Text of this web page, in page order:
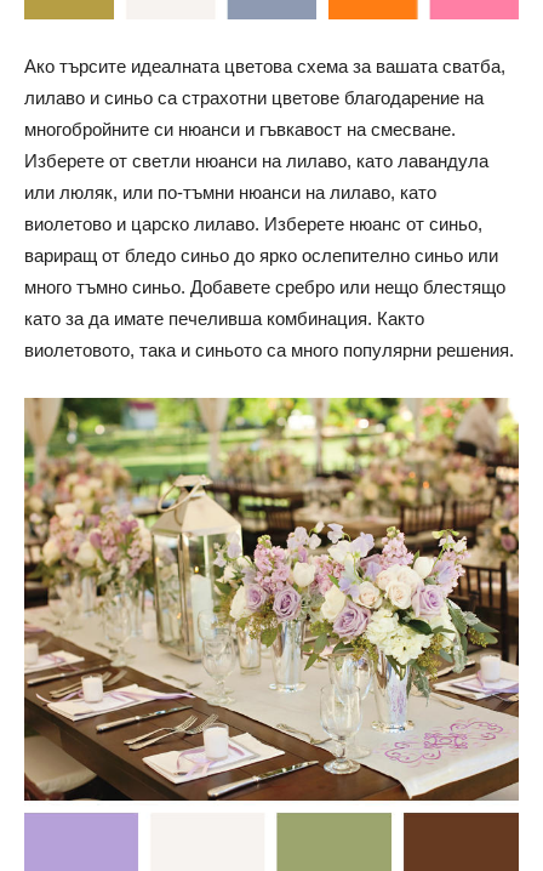
Ако търсите идеалната цветова схема за вашата сватба,
лилаво и синьо са страхотни цветове благодарение на
многобройните си нюанси и гъвкавост на смесване.
Изберете от светли нюанси на лилаво, като лавандула
или люляк, или по-тъмни нюанси на лилаво, като
виолетово и царско лилаво. Изберете нюанс от синьо,
вариращ от бледо синьо до ярко ослепително синьо или
много тъмно синьо. Добавете сребро или нещо блестящо
като за да имате печеливша комбинация. Както
виолетовото, така и синьото са много популярни решения.